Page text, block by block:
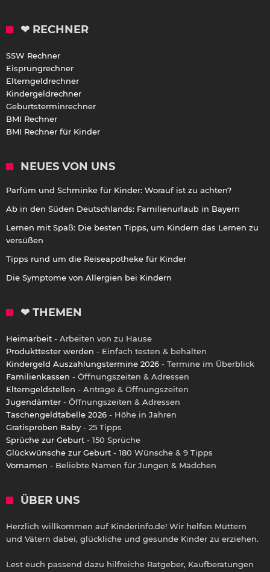
❤ RECHNER
SSW Rechner
Eisprungrechner
Elterngeldrechner
Kindergeldrechner
Geburtsterminrechner
BMI Rechner
BMI Rechner für Kinder
NEUES VON UNS
Parfüm und Schminke für Kinder: Worauf ist zu achten?
Ab in den Süden Deutschlands: Familienurlaub in Bayern
Lernen mit Spaß: Die besten Tipps, um Kindern das Lernen zu
versüßen
Tipps rund um die Reiseapotheke für Kinder
Die Symptome von Allergien bei Kindern
❤ THEMEN
Heimarbeit - Arbeiten von zu Hause
Produkttester werden - Einfach testen & behalten
Kindergeld Auszahlungstermine 2026 - Termine im Überblick
Familienkassen - Öffnungszeiten & Adressen
Elterngeldstellen - Anträge & Öffnungszeiten
Jugendämter - Öffnungszeiten & Adressen
Taschengeldtabelle 2026 - Höhe in Jahren
Gratisproben Baby - 25 Tipps
Sprüche zur Geburt - 150 Sprüche
Glückwünsche zur Geburt - 180 Wünsche & 9 Tipps
Vornamen - Beliebte Namen für Jungen & Mädchen
ÜBER UNS
Herzlich willkommen auf Kinderinfo.de! Wir helfen Müttern
und Vätern dabei, glückliche und gesunde Kinder zu erziehen.
Lest euch passend dazu hilfreiche Ratgeber, Kaufberatungen